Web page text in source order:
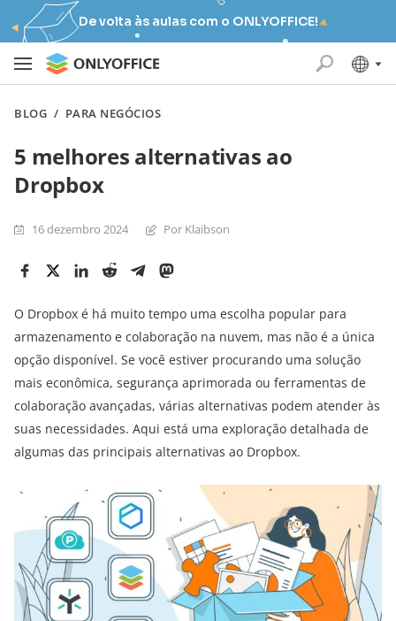
De volta às aulas com o ONLYOFFICE!
BLOG / PARA NEGÓCIOS
5 melhores alternativas ao
Dropbox
16 dezembro 2024 Por Klaibson
O Dropbox é há muito tempo uma escolha popular para
armazenamento e colaboração na nuvem, mas não é a única
opção disponível. Se você estiver procurando uma solução
mais econômica, segurança aprimorada ou ferramentas de
colaboração avançadas, várias alternativas podem atender às
suas necessidades. Aqui está uma exploração detalhada de
algumas das principais alternativas ao Dropbox.